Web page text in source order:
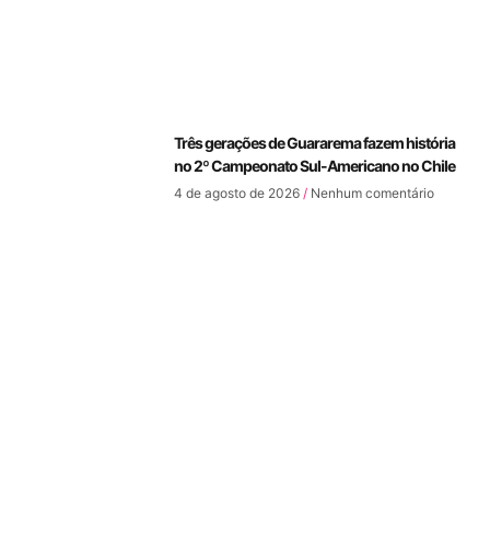
Três gerações de Guararema fazem história
no 2º Campeonato Sul-Americano no Chile
4 de agosto de 2026 Nenhum comentário